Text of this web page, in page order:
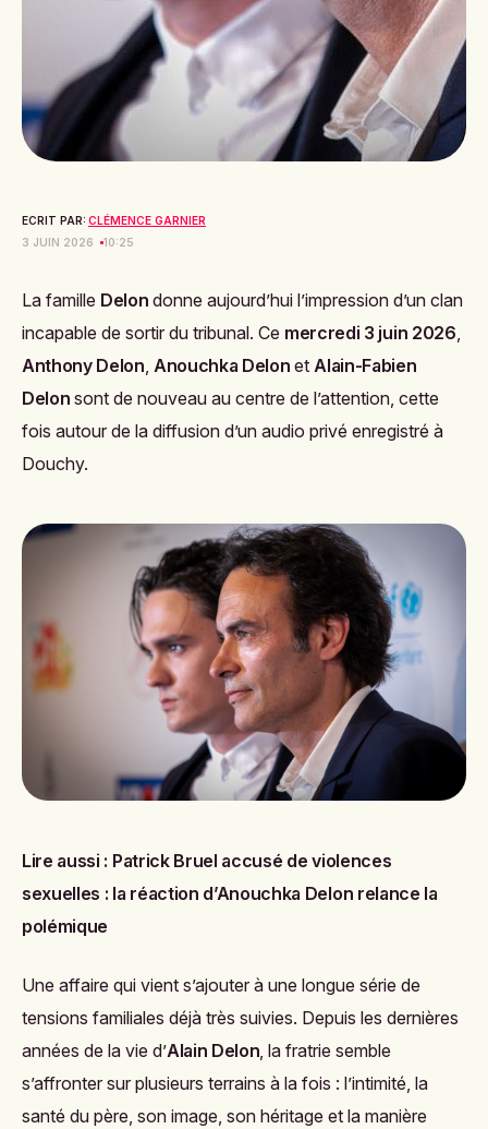
ECRIT PAR: CLÉMENCE GARNIER
3 JUIN 2026
10:25
La famille Delon donne aujourd’hui l’impression d’un clan
incapable de sortir du tribunal. Ce mercredi 3 juin 2026,
Anthony Delon, Anouchka Delon etAlain-Fabien
Delon sont de nouveau au centre de l’attention, cette
fois autour de la diffusion d’un audio privé enregistré à
Douchy.
Lire aussi : Patrick Bruel accusé de violences
sexuelles : la réaction d’Anouchka Delon relance la
polémique
Une affaire qui vient s’ajouter à une longue série de
tensions familiales déjà très suivies. Depuis les dernières
années de la vie d’Alain Delon, la fratrie semble
s’affronter sur plusieurs terrains à la fois : l’intimité, la
santé du père, son image, son héritage et la manière